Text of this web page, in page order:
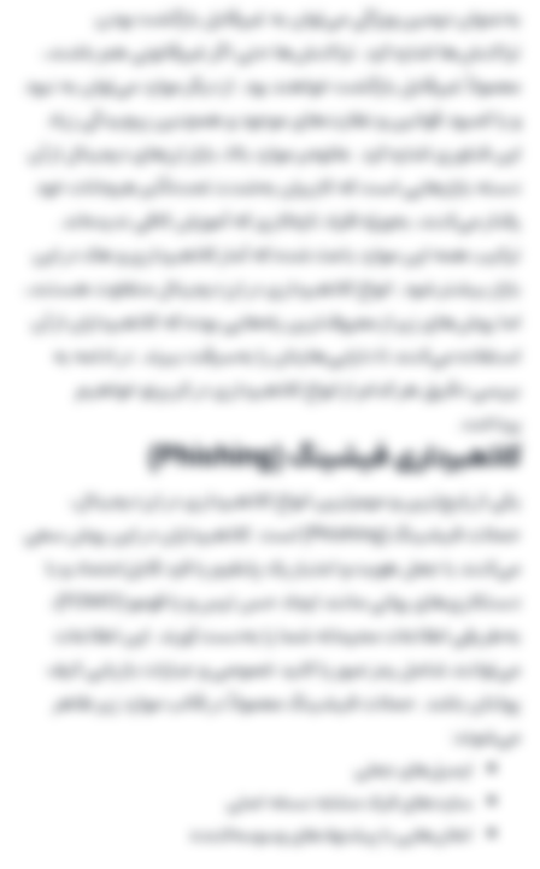
به‌عنوان دومین ویژگی می‌توان به غیرقابل بازگشت بودن
تراکنش‌ها اشاره کرد. تراکنش‌ها حتی اگر غیرقانونی هم باشند،
معمولاً غیرقابل بازگشت خواهند بود. از دیگر موارد می‌توان به نبود
و یا کمبود قوانین و نظارت‌های موجود و همچنین پیچیدگی زیاد
این فناوری اشاره کرد. علاوه‌بر موارد بالا، بازار ارزهای دیجیتال از آن
دسته بازارهایی است که کاربران به‌شدت تحت‌تأثیر هیجانات خود
رفتار می‌کنند، به‌ویژه افراد تازه‌کاری که آموزش کافی ندیده‌اند.
ترکیب همه این موارد باعث شده که آمار کلاهبرداری و هک در این
بازار بیشتر شود. انواع کلاهبرداری در ارز دیجیتال متفاوت هستند،
اما روش‌های زیر از معروف‌ترین راه‌هایی بوده که کلاهبرداران از آن
استفاده می‌کنند تا دارایی‌هایتان را به‌سرقت ببرند. در ادامه به
بررسی دقیق هر کدام از انواع کلاهبرداری در کریپتو خواهیم
پرداخت.
کلاهبرداری فیشینگ (Phishing)
یکی از رایج‌ترین و مهم‌ترین انواع کلاهبرداری در ارز دیجیتال،
حملات فیشینگ (Phishing) است. کلاهبرداران در این روش سعی
می‌کنند با جعل هویت و اعتبار یک پلتفرم یا فرد قابل‌اعتماد و با
دستکاری‌های روانی مانند ایجاد حس ترس و یا فومو (FOMO)،
به‌طریقی اطلاعات محرمانه شما را به‌دست آورند. این اطلاعات
می‌توانند شامل رمز عبور یا کلید خصوصی و عبارات بازیابی کیف
پولتان باشد. حملات فیشینگ معمولاً در قالب موارد زیر ظاهر
می‌شوند:
ایمیل‌های جعلی
سایت‌های فیک مشابه نسخه اصلی
اعلان‌هایی با پیشنهاد‌های وسوسه‌کننده